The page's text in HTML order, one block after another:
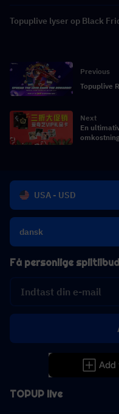
Topuplive lyser op Black
Previous
Topuplive
Next
En
USA - USD
dansk
TOPUP live
Få personlige spiltilbud